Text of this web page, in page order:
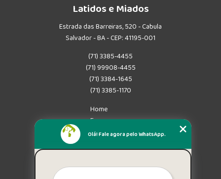
Latidos e Miados
Estrada das Barreiras, 520 - Cabula
Salvador - BA - CEP: 41195-001
(71) 3385-4455
(71) 99908-4455
(71) 3384-1645
(71) 3385-1170
Home
Empresa
Missão
Mapa do site
Olá! Fale agora pelo WhatsApp.